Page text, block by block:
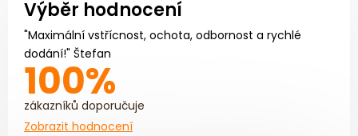
Výběr hodnocení
"Maximální vstřícnost, ochota, odbornost a rychlé
dodání!" Štefan
100%
zákazníků doporučuje
Zobrazit hodnocení